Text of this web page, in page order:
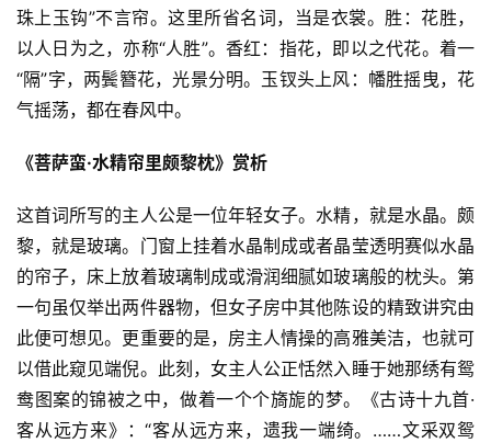
珠上玉钩”不言帘。这里所省名词，当是衣裳。胜：花胜，
以人日为之，亦称“人胜”。香红：指花，即以之代花。着一
“隔”字，两鬓簪花，光景分明。玉钗头上风：幡胜摇曳，花
气摇荡，都在春风中。
《菩萨蛮·水精帘里颇黎枕》赏析
这首词所写的主人公是一位年轻女子。水精，就是水晶。颇
黎，就是玻璃。门窗上挂着水晶制成或者晶莹透明赛似水晶
的帘子，床上放着玻璃制成或滑润细腻如玻璃般的枕头。第
一句虽仅举出两件器物，但女子房中其他陈设的精致讲究由
此便可想见。更重要的是，房主人情操的高雅美洁，也就可
以借此窥见端倪。此刻，女主人公正恬然入睡于她那绣有鸳
鸯图案的锦被之中，做着一个个旖旎的梦。《古诗十九首·
客从远方来》：“客从远方来，遗我一端绮。……文采双鸳